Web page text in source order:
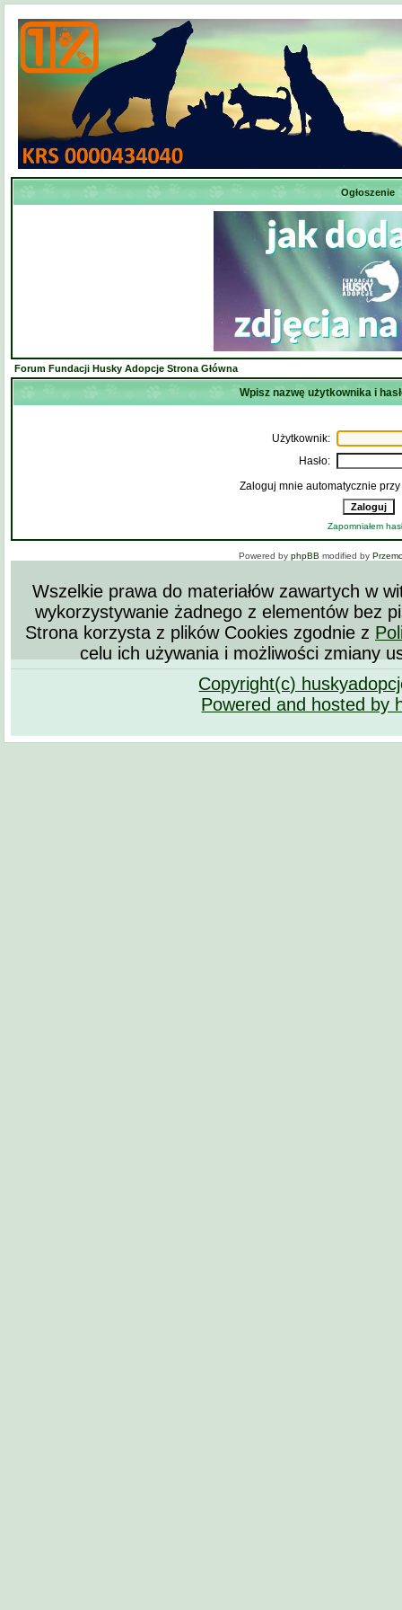
Ogłoszenie
Forum Fundacji Husky Adopcje Strona Główna
Wpisz nazwę użytkownika i
Użytkownik:
Hasło:
Zaloguj mnie automatycznie
Zapomniałem
Powered byphpBB modified by
Wszelkie prawa do materiałów zawartych w
wykorzystywanie żadnego z elementów bez
Strona korzysta z plików Cookies zgodnie z
celu ich używania i możliwości zmiany
Copyright(c)
Powered and hosted by